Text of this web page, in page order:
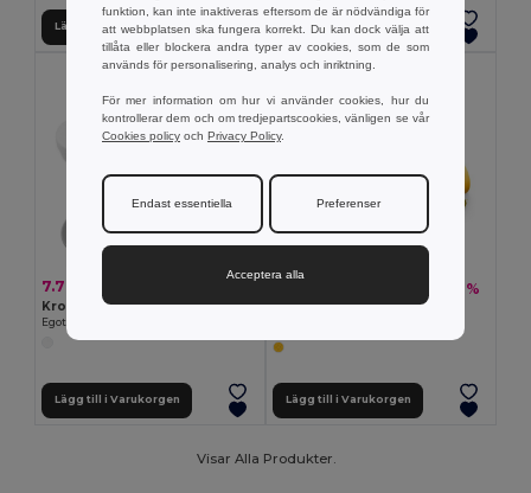
Lägg till i Varukorgen Lägg till i Varukorgen
7.76 kr
Krok med karbinhake
Egotier 23200
Lägg till i Varukorgen
-7%
Lägg till i Varukorgen
Visar Alla Produkter.
funktion, kan inte inaktiveras eftersom de är nödvändiga för
att webbplatsen ska fungera korrekt. Du kan dock välja att
tillåta eller blockera andra typer av cookies, som de som
används för personalisering, analys och inriktning.
För mer information om hur vi använder cookies, hur du
kontrollerar dem och om tredjepartscookies, vänligen se vår
Cookies policy och Privacy Policy.
Endast essentiella Preferenser
Acceptera alla